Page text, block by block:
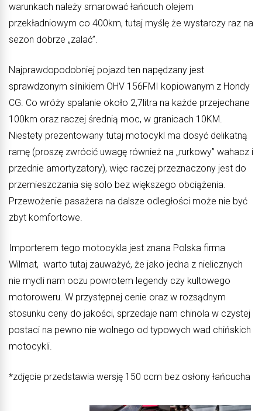
warunkach należy smarować łańcuch olejem
przekładniowym co 400km, tutaj myślę że wystarczy raz na
sezon dobrze „zalać”.
Najprawdopodobniej pojazd ten napędzany jest
sprawdzonym silnikiem OHV 156FMI kopiowanym z Hondy
CG. Co wróży spalanie około 2,7litra na każde przejechane
100km oraz raczej średnią moc, w granicach 10KM.
Niestety prezentowany tutaj motocykl ma dosyć delikatną
ramę (proszę zwrócić uwagę również na „rurkowy” wahacz i
przednie amortyzatory), więc raczej przeznaczony jest do
przemieszczania się solo bez większego obciążenia.
Przewożenie pasażera na dalsze odległości może nie być
zbyt komfortowe.
Importerem tego motocykla jest znana Polska firma
Wilmat, warto tutaj zauważyć, że jako jedna z nielicznych
nie mydli nam oczu powrotem legendy czy kultowego
motoroweru. W przystępnej cenie oraz w rozsądnym
stosunku ceny do jakości, sprzedaje nam chinola w czystej
postaci na pewno nie wolnego od typowych wad chińskich
motocykli.
*zdjęcie przedstawia wersję 150 ccm bez osłony łańcucha